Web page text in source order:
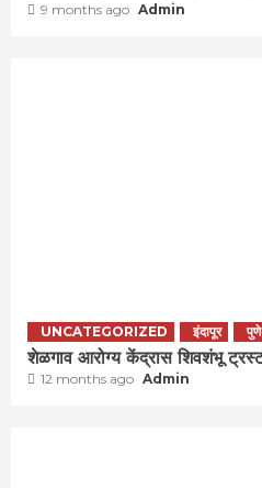
9 months ago Admin
UNCATEGORIZED इंदापूर पुणे
शेळगाव आरोग्य केंद्रास शिवशंभू
12 months ago Admin